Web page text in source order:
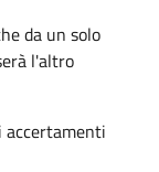
da un solo
l'altro
accertamenti